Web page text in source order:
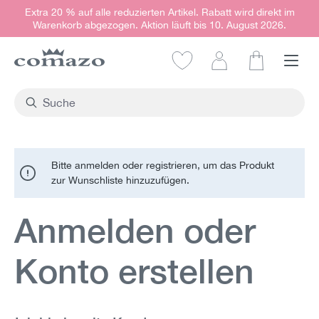
springen
Extra 20 % auf alle reduzierten Artikel. Rabatt wird direkt im
Warenkorb abgezogen. Aktion läuft bis 10. August 2026.
Bitte anmelden oder registrieren, um das Produkt
zur Wunschliste hinzuzufügen.
Anmelden oder
Konto erstellen